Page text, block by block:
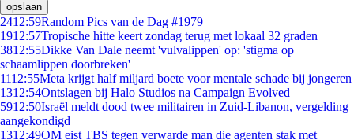
opslaan
2412:59Random Pics van de Dag #1979
1912:57Tropische hitte keert zondag terug met lokaal 32 graden
3812:55Dikke Van Dale neemt 'vulvalippen' op: 'stigma op
schaamlippen doorbreken'
1112:55Meta krijgt half miljard boete voor mentale schade bij jongeren
1312:54Ontslagen bij Halo Studios na Campaign Evolved
5912:50Israël meldt dood twee militairen in Zuid-Libanon, vergelding
aangekondigd
1312:49OM eist TBS tegen verwarde man die agenten stak met